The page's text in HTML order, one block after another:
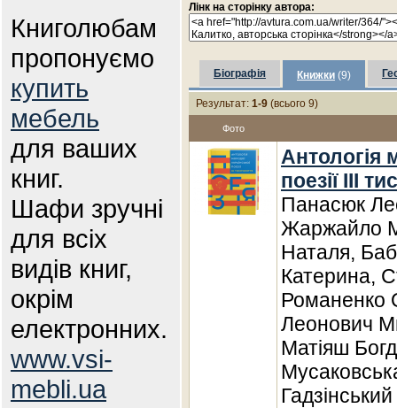
Книголюбам
пропонуємо
купить
мебель
для ваших
книг.
Шафи зручні
для всіх
видів книг,
окрім
електронних.
www.vsi-
mebli.ua
Лінк на сторінку автора:
Біографія Книжки (9)
Результат: 1-9 (всього 9)
Фото
Антологія
поезії III
Панасюк
Жаржайло
Наталя,
Катерина,
Романенко
Леонович
Матіяш
Гадзінський